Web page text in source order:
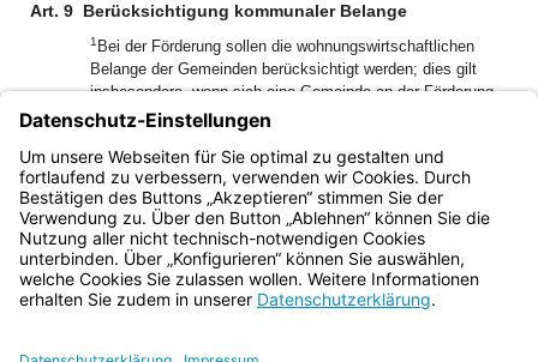
Art. 9 Berücksichtigung kommunaler Belange
1 Bei der Förderung sollen die wohnungswirtschaftlichen
Belange der Gemeinden berücksichtigt werden; dies gilt
insbesondere, wenn sich eine Gemeinde an der Förderung
beteiligt.2Die zuständige Stelle kann bei der Förderung ein
von einer Gemeinde beschlossenes Konzept zur sozialen
Wohnraumversorgung zugrunde legen.3Sätze 1 und 2
gelten auch für Gemeindeverbände.
Bayern.de
BayernPortal